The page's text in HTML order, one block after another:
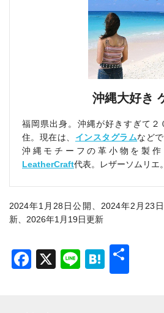
沖縄大好き
福岡県出身。沖縄が好きすぎて２
住。現在は、 インスタグラムなど
沖縄モチーフの革小物を製作
LeatherCraft代表。レザーソムリエ
2024年1月28日公開、2024年2月23
新、2026年1月19日更新
Facebook
X LineHatena